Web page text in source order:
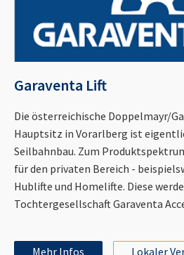
Garaventa Lift
Die österreichische Doppelmayr/
Hauptsitz in Vorarlberg ist
Seilbahnbau. Zum
für den privaten Bereich -
Hublifte und Homelifte. Diese
Tochtergesellschaft Garaventa
Mehr Infos Lokaler